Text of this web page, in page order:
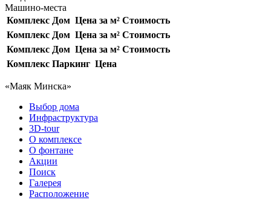
Машино-места
Комплекс Дом Цена за м² Стоимость
Комплекс Дом Цена за м² Стоимость
Комплекс Дом Цена за м² Стоимость
Комплекс Паркинг Цена
«Маяк Минска»
Выбор дома
Инфраструктура
3D-tour
О комплексе
О фонтане
Акции
Поиск
Галерея
Расположение